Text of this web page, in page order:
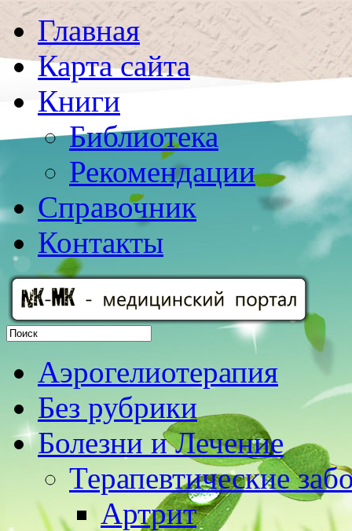
Главная
Карта сайта
Книги
Библиотека
Рекомендации
Справочник
Контакты
Аэрогелиотерапия
Без рубрики
Болезни и Лечение
Терапевтические
Артрит